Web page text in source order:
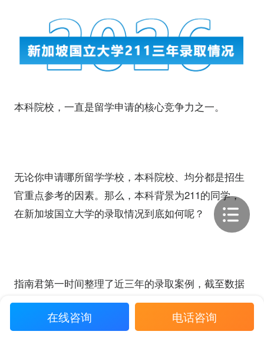
本科院校，一直是留学申请的核心竞争力之一。
无论你申请哪所留学学校，本科院校、均分都是招生
官重点参考的因素。那么，本科背景为211的同学，
在新加坡国立大学的录取情况到底如何呢？
指南君第一时间整理了近三年的录取案例，截至数据
统计时（2026年5月6日），在24fall中，指南者留学共
102枚新加坡国立大学211offer；在25fall中，指
在线咨询 电话咨询